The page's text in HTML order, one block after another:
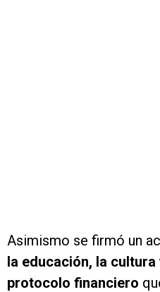
Asimismo se firmó un
la educación, la
protocolo financiero